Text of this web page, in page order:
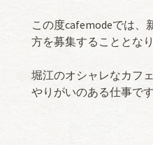
この度cafemodeでは、
方を募集することとなり
堀江のオシャレなカフ
やりがいのある仕事です